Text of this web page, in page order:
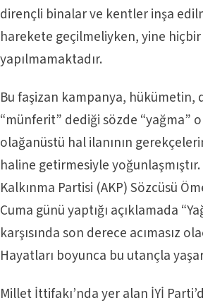
dirençli binalar ve kentler inşa
harekete geçilmeliyken, yine hiçbir
yapılmamaktadır.
Bu faşizan kampanya, hükümetin,
“münferit” dediği sözde “yağma”
olağanüstü hal ilanının
haline getirmesiyle
Kalkınma Partisi (AKP) Sözcüsü
Cuma günü yaptığı açıklamada
karşısında son derece acımasız
Hayatları boyunca bu utançla
Millet İttifakı’nda yer alan İYİ